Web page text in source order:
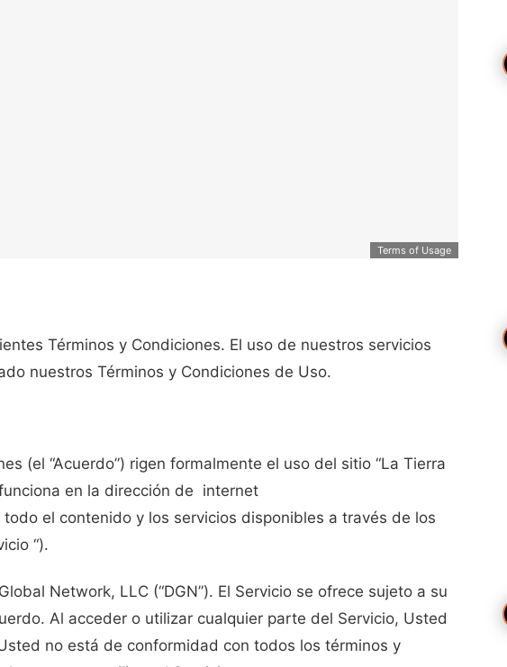
Terms of Usage
Términos y Condiciones. El uso de nuestros servicios
nuestros Términos y Condiciones de Uso.
(el “Acuerdo”) rigen formalmente el uso del sitio “La Tierra
funciona en la dirección de internet
el contenido y los servicios disponibles a través de los
“).
Network, LLC (“DGN”). El Servicio se ofrece sujeto a su
Al acceder o utilizar cualquier parte del Servicio, Usted
no está de conformidad con todos los términos y